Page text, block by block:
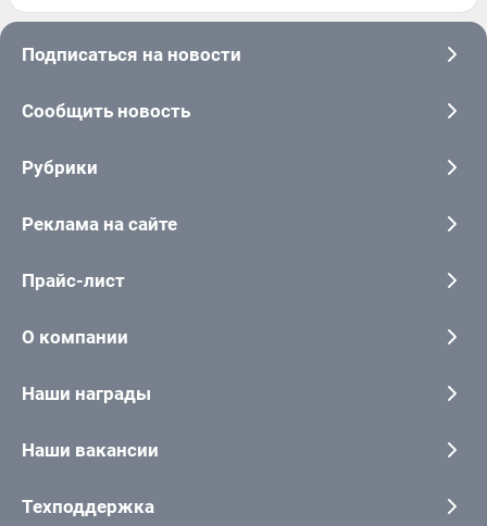
Подписаться на новости
Сообщить новость
Рубрики
Реклама на сайте
Прайс-лист
О компании
Наши награды
Наши вакансии
Техподдержка